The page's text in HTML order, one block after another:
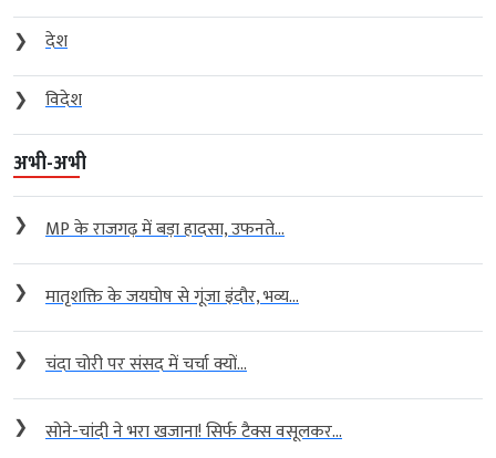
❯
देश
❯
विदेश
अभी-अभी
❯ MP के राजगढ़ में बड़ा हादसा, उफनते...
❯ मातृशक्ति के जयघोष से गूंजा इंदौर, भव्य...
❯ चंदा चोरी पर संसद में चर्चा क्यों...
❯ सोने-चांदी ने भरा खजाना! सिर्फ टैक्स वसूलकर...